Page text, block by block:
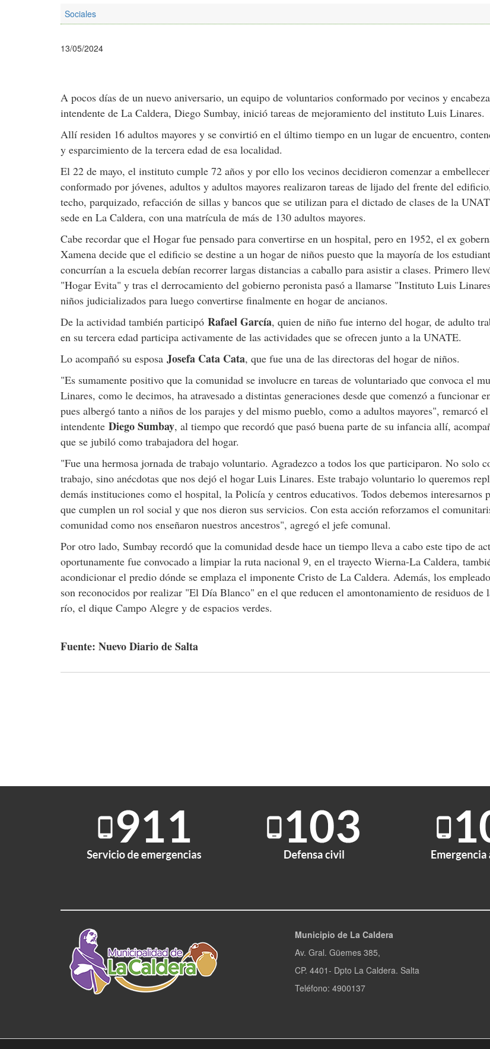
Sociales
13/05/2024
A pocos días de un nuevo aniversario, un equipo de voluntarios conformado por vecinos y
intendente de La Caldera, Diego Sumbay, inició tareas de mejoramiento del instituto Luis Linares.
Allí residen 16 adultos mayores y se convirtió en el último tiempo en un lugar de encuentro,
y esparcimiento de la tercera edad de esa localidad.
El 22 de mayo, el instituto cumple 72 años y por ello los vecinos decidieron comenzar a
conformado por jóvenes, adultos y adultos mayores realizaron tareas de lijado del frente del
techo, parquizado, refacción de sillas y bancos que se utilizan para el dictado de clases de la
sede en La Caldera, con una matrícula de más de 130 adultos mayores.
Cabe recordar que el Hogar fue pensado para convertirse en un hospital, pero en 1952, el ex
Xamena decide que el edificio se destine a un hogar de niños puesto que la mayoría de los
concurrían a la escuela debían recorrer largas distancias a caballo para asistir a clases. Primero
"Hogar Evita" y tras el derrocamiento del gobierno peronista pasó a llamarse "Instituto Luis
niños judicializados para luego convertirse finalmente en hogar de ancianos.
De la actividad también participó Rafael García, quien de niño fue interno del hogar, de adulto
en su tercera edad participa activamente de las actividades que se ofrecen junto a la UNATE.
Lo acompañó su esposa Josefa Cata Cata, que fue una de las directoras del hogar de niños.
"Es sumamente positivo que la comunidad se involucre en tareas de voluntariado que convoca el
Linares, como le decimos, ha atravesado a distintas generaciones desde que comenzó a funcionar
pues albergó tanto a niños de los parajes y del mismo pueblo, como a adultos mayores", remarcó el
intendente Diego Sumbay, al tiempo que recordó que pasó buena parte de su infancia allí,
que se jubiló como trabajadora del hogar.
"Fue una hermosa jornada de trabajo voluntario. Agradezco a todos los que participaron. No solo
trabajo, sino anécdotas que nos dejó el hogar Luis Linares. Este trabajo voluntario lo queremos
demás instituciones como el hospital, la Policía y centros educativos. Todos debemos interesarnos
que cumplen un rol social y que nos dieron sus servicios. Con esta acción reforzamos el
comunidad como nos enseñaron nuestros ancestros", agregó el jefe comunal.
Por otro lado, Sumbay recordó que la comunidad desde hace un tiempo lleva a cabo este tipo de
oportunamente fue convocado a limpiar la ruta nacional 9, en el trayecto Wierna-La Caldera,
acondicionar el predio dónde se emplaza el imponente Cristo de La Caldera. Además, los
son reconocidos por realizar "El Día Blanco" en el que reducen el amontonamiento de residuos de
río, el dique Campo Alegre y de espacios verdes.
Fuente: Nuevo Diario de Salta
Municipio de La Caldera
Av. Gral. Güemes 385,
CP. 4401- Dpto La Caldera. Salta
Teléfono: 4900137